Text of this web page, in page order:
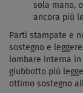
sola mano,
ancora più
Parti stampate e
sostegno e
lombare interna
giubbotto più
ottimo sostegno